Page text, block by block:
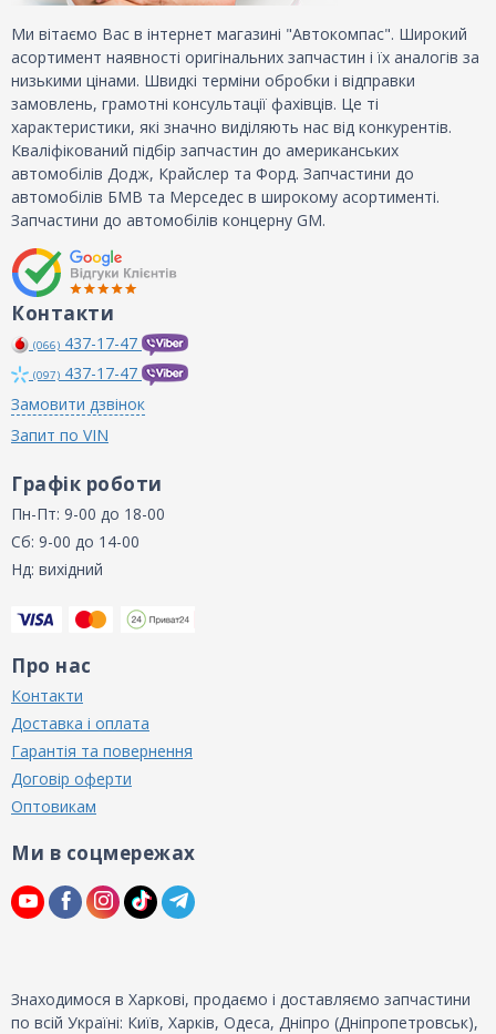
Ми вітаємо Вас в інтернет магазині "Автокомпас". Широкий
асортимент наявності оригінальних запчастин і їх аналогів за
низькими цінами. Швидкі терміни обробки і відправки
замовлень, грамотні консультації фахівців. Це ті
характеристики, які значно виділяють нас від конкурентів.
Кваліфікований підбір запчастин до американських
автомобілів Додж, Крайслер та Форд. Запчастини до
автомобілів БМВ та Мерседес в широкому асортименті.
Запчастини до автомобілів концерну GM.
Контакти
(066) 437-17-47
(097) 437-17-47
Замовити дзвінок
Запит по VIN
Графік роботи
Пн-Пт: 9-00 до 18-00
Сб: 9-00 до 14-00
Нд: вихідний
Про нас
Контакти
Доставка і оплата
Гарантія та повернення
Договір оферти
Оптовикам
Ми в соцмережах
Знаходимося в Харкові, продаємо і доставляємо запчастини
по всій Україні: Київ, Харків, Одеса, Дніпро (Дніпропетровськ),